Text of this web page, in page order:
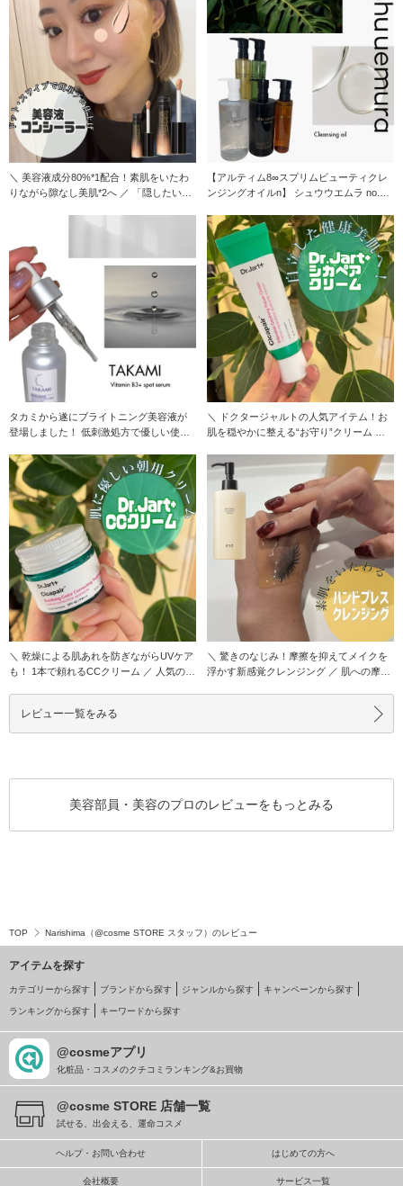
＼ 美容液成分80%*1配合！素肌をいたわ
りながら隙なし美肌*2へ ／ 「隠したいけ
【アルティム8∞スプリムビューティクレ
ンジングオイルn】 シュウウエムラ no.1
タカミから遂にブライトニング美容液が
登場しました！ 低刺激処方で優しい使い
＼ ドクタージャルトの人気アイテム！お
肌を穏やかに整える“お守り”クリーム ／
＼ 乾燥による肌あれを防ぎながらUVケア
も！ 1本で頼れるCCクリーム ／ 人気のシ
＼ 驚きのなじみ！摩擦を抑えてメイクを
浮かす新感覚クレンジング ／ 肌への摩擦
レビュー一覧をみる
美容部員・美容のプロのレビューをもっとみる
TOP Narishima（@cosme STORE スタッフ）のレビュー
アイテムを探す
カテゴリーから探す ブランドから探す ジャンルから探す キャンペーンから探す
ランキングから探す キーワードから探す
@cosmeアプリ
化粧品・コスメのクチコミランキング&お買物
@cosme STORE 店舗一覧
試せる、出会える、運命コスメ
ヘルプ・お問い合わせ はじめての方へ
会社概要 サービス一覧